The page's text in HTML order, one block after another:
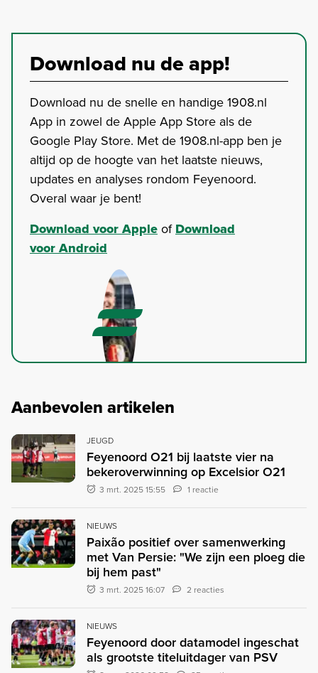
Download nu de app!
Download nu de snelle en handige 1908.nl
App in zowel de Apple App Store als de
Google Play Store. Met de 1908.nl-app ben je
altijd op de hoogte van het laatste nieuws,
updates en analyses rondom Feyenoord.
Overal waar je bent!
Download voor AppleofDownload
voor Android
Aanbevolen artikelen
JEUGD
Feyenoord O21 bij laatste vier na
bekeroverwinning op Excelsior O21
3 mrt. 2025 15:55 1 reactie
NIEUWS
Paixão positief over samenwerking
met Van Persie: "We zijn een ploeg die
bij hem past"
3 mrt. 2025 16:07 2 reacties
NIEUWS
Feyenoord door datamodel ingeschat
als grootste titeluitdager van PSV